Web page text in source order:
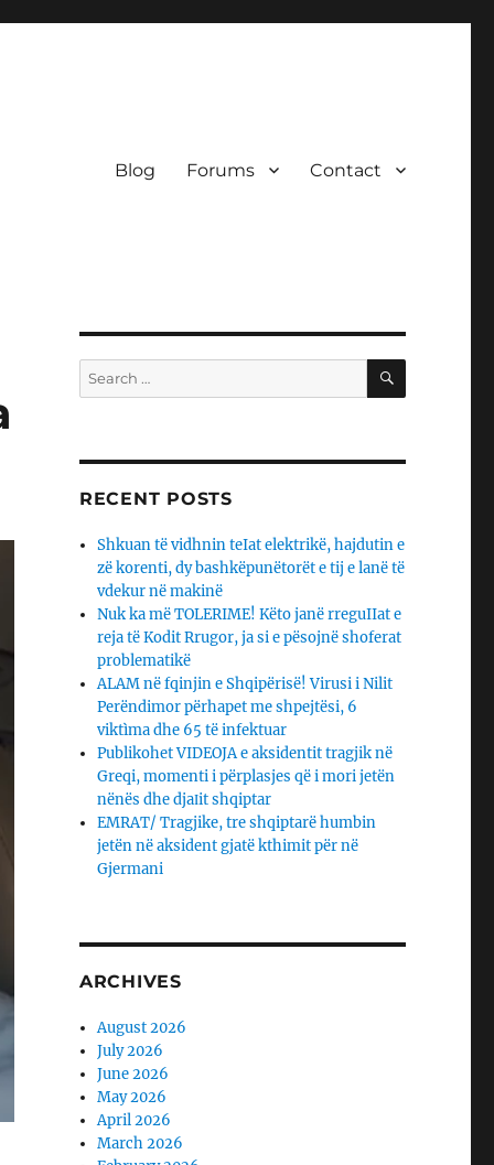
Blog Forums Contact
Search
for:
SEARCH
RECENT POSTS
Shkuan të vidhnin teIat elektrikë, hajdutin e
zë korenti, dy bashkëpunëtorët e tij e lanë të
vdekur në makinë
Nuk ka më TOLERIME! Këto janë rreguIIat e
reja të Kodit Rrugor, ja si e pësojnë shoferat
problematikë
ALAM në fqinjin e Shqipërisë! Virusi i Nilit
Perëndimor përhapet me shpejtësi, 6
viktìma dhe 65 të infektuar
Publikohet VIDEOJA e aksidentit tragjik në
Greqi, momenti i përplasjes që i mori jetën
nënës dhe djaΙit shqiptar
EMRAT/ Tragjike, tre shqiptarë humbin
jetën në aksident gjatë kthimit për në
Gjermani
ARCHIVES
August 2026
July 2026
June 2026
May 2026
April 2026
March 2026